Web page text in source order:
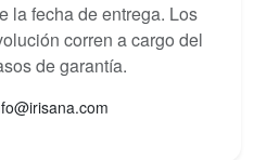
la fecha de entrega. Los
corren a cargo del
de garantía.